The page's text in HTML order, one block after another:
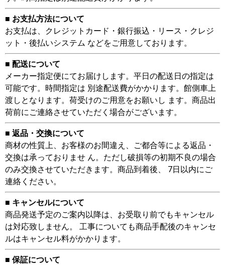
■ お支払方法について
お支払は、クレジットカード・銀行振込・リース・クレジ
ット・後払いシステム などをご用意しております。
■ 配送について
メーカー指定便にてお届けします。平日の配送日の指定は
可能です。時間指定は 別途配送費がかかります。館側車上
渡しとなります。荷受けのご用意をお願いし ます。商品出
荷前にご連絡させていただく場合がございます。
■ 返品・交換について
商材の性質上、お客様のお間違え、ご都合等による返品・
交換は承っておりませ ん。ただし破損等の初期不良の場合
のみ交換させていただきます。商品到着後、 7日以内にご
連絡ください。
■ キャンセルについて
商品発送予定のご案内以降は、お受取り前でもキャンセル
は対応致しません。 工事についても商品手配後のキャンセ
ルはキャンセル料がかかります。
■ 保証について